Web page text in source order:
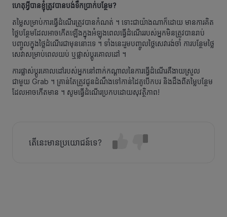
ហេតុអ្វីបានខ្ញុំត្រូវបានបង់ទឹកប្រាក់បន្ថែម?
តម្លៃសម្រាប់ការធ្វើដំណើរត្រូវបានកំណត់ ។ ទោះជាយ៉ាងណាក៏ដោយ មានការគិត
ថ្លៃបន្ថែមដែលអាចកើតឡើងក្នុងអំឡុងពេលធ្វើដំណើររបស់អ្នកមិនត្រូវបានរាប់
បញ្ចូលក្នុងថ្លៃដំណើរជាមុននោះទេ ។ ទាំងនេះរួមបញ្ចូលថ្លៃសេវារង់ចាំ ការបន្ថែមថ្លៃ
សេវាសម្រាប់ពេលយប់ ឬផ្លាស់ប្ដូរគោលដៅ ។
ការផ្លាស់ប្ដូរគោលដៅរបស់អ្នកនៅពាក់កណ្ដាលនៃការធ្វើដំណើរគឺងាយស្រួល
ជាមួយ Grab ។ គ្រាន់តែត្រូវជូនដំណឹងទៅកាន់ដៃគូបើកបរ និងដឹងពីតម្លៃបន្ថែម
ដែលអាចកើតមាន ។ សូមធ្វើដំណើរប្រកបដោយសុវត្ថិភាព!
តើនេះមានប្រយោជន៍ទេ?